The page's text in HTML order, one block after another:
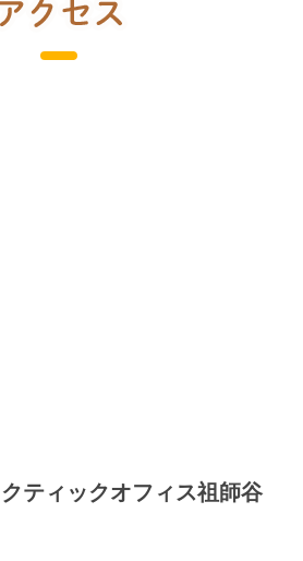
ティックオフィス祖師谷